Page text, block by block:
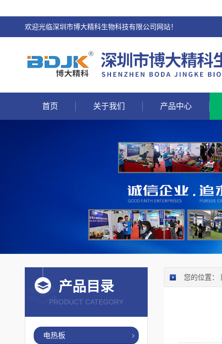
欢迎光临深圳市博大精科生物科技有限公司网站！
首页 关于我们 产品中心
产品目录
PRODUCT CATEGORY
电热板
您的位置：